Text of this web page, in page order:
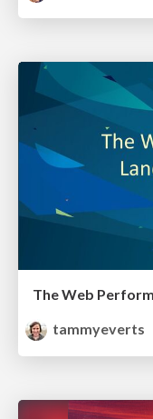
tammyeverts